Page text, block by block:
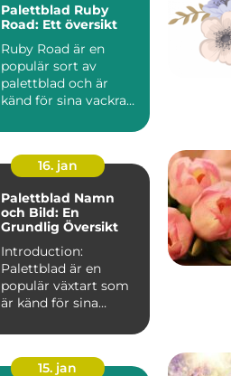
Palettblad Ruby
Road: Ett översikt
Ruby Road är en
populär sort av
palettblad och är
känd för sina vackra
unika färgv...
16. jan
Palettblad Namn
och Bild: En
Grundlig Översikt
Introduction:
Palettblad är en
populär växtart som
är känd för sina
Dessutom finns de...
15. jan